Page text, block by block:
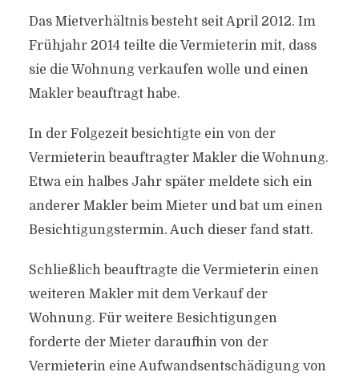
Das Mietverhältnis besteht seit April 2012. Im
Frühjahr 2014 teilte die Vermieterin mit, dass
sie die Wohnung verkaufen wolle und einen
Makler beauftragt habe.
In der Folgezeit besichtigte ein von der
Vermieterin beauftragter Makler die Wohnung.
Etwa ein halbes Jahr später meldete sich ein
anderer Makler beim Mieter und bat um einen
Besichtigungstermin. Auch dieser fand statt.
Schließlich beauftragte die Vermieterin einen
weiteren Makler mit dem Verkauf der
Wohnung. Für weitere Besichtigungen
forderte der Mieter daraufhin von der
Vermieterin eine Aufwandsentschädigung von